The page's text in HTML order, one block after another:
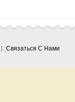
Связаться С Нами